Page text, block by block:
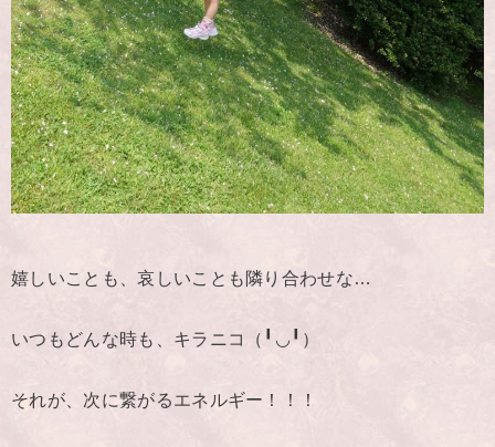
嬉しいことも、哀しいことも隣り合わせな…
いつもどんな時も、キラニコ（╹◡╹）
それが、次に繋がるエネルギー！！！